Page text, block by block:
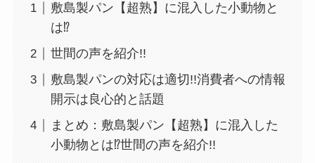
敷島製パン【超熟】に混入した小動物と
は⁉
世間の声を紹介!!
敷島製パンの対応は適切!!消費者への情報
開示は良心的と話題
まとめ：敷島製パン【超熟】に混入した
小動物とは⁉世間の声を紹介!!